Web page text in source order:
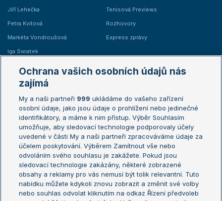
Jiří Lehečka
Petra Kvitová
Markéta Vondroušová
Iga Swiatek
Tenisová Previews
Rozhovory
Express zprávy
Žebříčky
Žebříček ATP (muži)
Žebříček WTA (ženy)
Sázkařský žebříček
Australian Open
French Open
Wimbledon
US Open
Turnaj mistrů
Turnaj mistryň
Aktualní trendy
Ochrana vašich osobních údajů nás
zajímá
My a naši partneři 999 ukládáme do vašeho zařízení
osobní údaje, jako jsou údaje o prohlížení nebo jedinečné
identifikátory, a máme k nim přístup. Výběr Souhlasím
umožňuje, aby sledovací technologie podporovaly účely
uvedené v části My a naši partneři zpracováváme údaje za
účelem poskytování. Výběrem Zamítnout vše nebo
odvoláním svého souhlasu je zakážete. Pokud jsou
sledovací technologie zakázány, některé zobrazené
obsahy a reklamy pro vás nemusí být tolik relevantní. Tuto
nabídku můžete kdykoli znovu zobrazit a změnit své volby
nebo souhlas odvolat kliknutím na odkaz Řízení předvoleb